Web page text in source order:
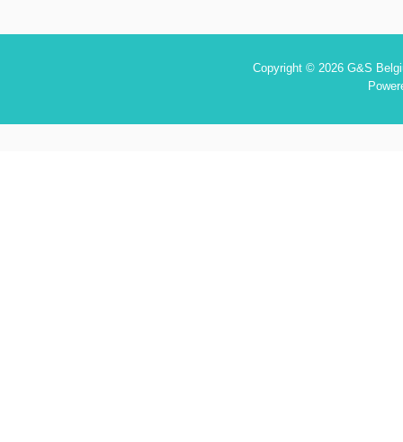
Copyright © 2026 G&S